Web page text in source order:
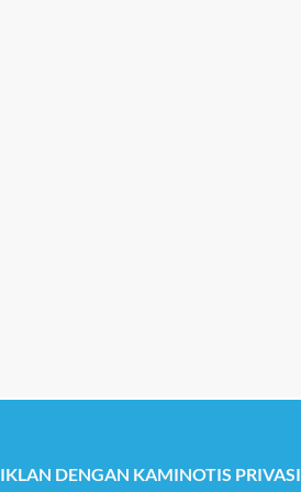
IKLAN DENGAN KAMINOTIS PRIVASI